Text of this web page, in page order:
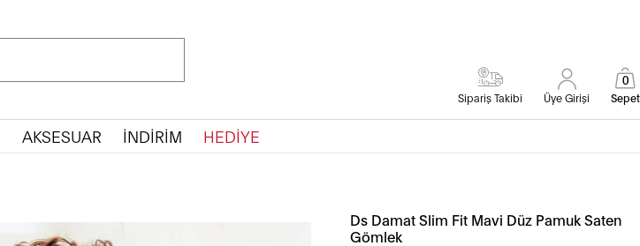
Sipariş Takibi Üye Girişi Sepet
0
AKSESUAR İNDİRİM HEDİYE
Ds Damat Slim Fit Mavi Düz Pamuk Saten
Gömlek